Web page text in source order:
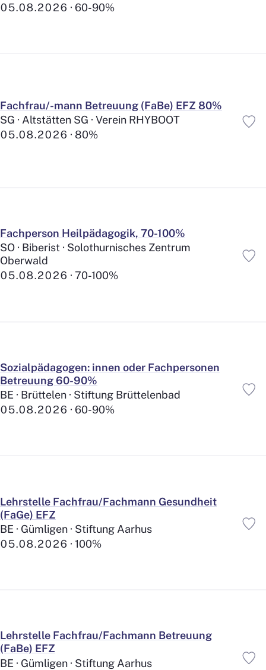
05.08.2026
60-90%
Fachfrau/-mann Betreuung (FaBe) EFZ 80%
SG · Altstätten SG · Verein RHYBOOT
05.08.2026
80%
Fachperson Heilpädagogik, 70-100%
SO · Biberist · Solothurnisches Zentrum
Oberwald
05.08.2026
70-100%
Sozialpädagogen: innen oder Fachpersonen
Betreuung 60-90%
BE · Brüttelen · Stiftung Brüttelenbad
05.08.2026
60-90%
Lehrstelle Fachfrau/Fachmann Gesundheit
(FaGe) EFZ
BE · Gümligen · Stiftung Aarhus
05.08.2026
100%
Lehrstelle Fachfrau/Fachmann Betreuung
(FaBe) EFZ
BE · Gümligen · Stiftung Aarhus